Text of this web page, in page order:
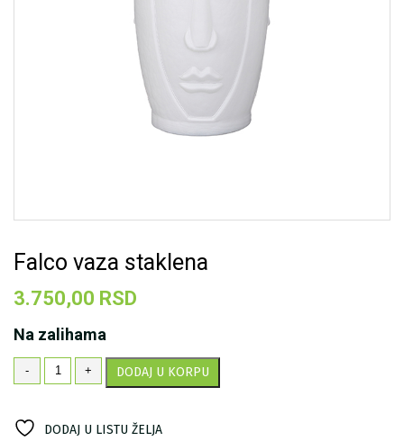
Falco vaza staklena
3.750,00 RSD
Na zalihama
-
Falco
vaza
+ DODAJ U KORPU
DODAJ U LISTU ŽELJA